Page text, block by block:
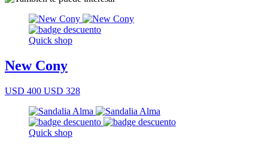
Quick shop
New Cony
USD 400 USD 328
Quick shop